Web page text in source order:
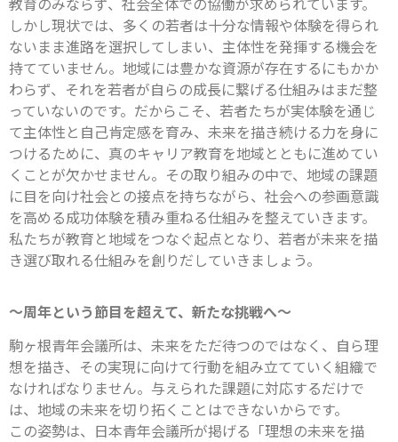
しかし現状では、多くの若者は十分な情報や体験を得られ
ないまま進路を選択してしまい、主体性を発揮する機会を
持てていません。地域には豊かな資源が存在するにもかか
わらず、それを若者が自らの成長に繋げる仕組みはまだ整
っていないのです。だからこそ、若者たちが実体験を通じ
て主体性と自己肯定感を育み、未来を描き続ける力を身に
つけるために、真のキャリア教育を地域とともに進めてい
くことが欠かせません。その取り組みの中で、地域の課題
に目を向け社会との接点を持ちながら、社会への参画意識
を高める成功体験を積み重ねる仕組みを整えていきます。
私たちが教育と地域をつなぐ起点となり、若者が未来を描
き選び取れる仕組みを創りだしていきましょう。
～周年という節目を超えて、新たな挑戦へ～
駒ヶ根青年会議所は、未来をただ待つのではなく、自ら理
想を描き、その実現に向けて行動を組み立てていく組織で
なければなりません。与えられた課題に対応するだけで
は、地域の未来を切り拓くことはできないからです。
この姿勢は、日本青年会議所が掲げる「理想の未来を描